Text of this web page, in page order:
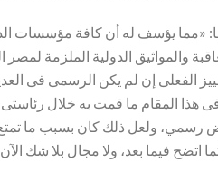
«مما يؤسف له أن كافة مؤسسات
والمواثيق الدولية الملزمة
الفعلى إن لم يكن الرسمى فى
المقام ما قمت به خلال رئاستى
رسمي، ولعل ذلك كان بسبب ما